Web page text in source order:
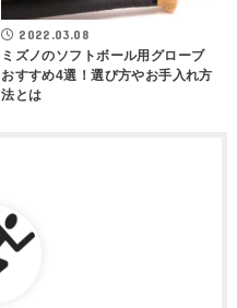
2022.03.08
ミズノのソフトボール用グローブ
おすすめ4選！選び方やお手入れ方
法とは